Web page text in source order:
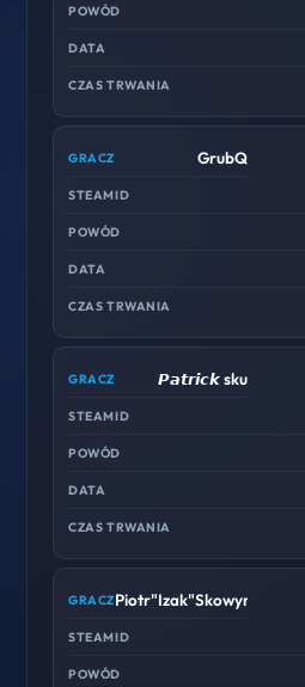
GrubQ
𝙋𝙖𝙩𝙧𝙞𝙘𝙠 sku
Piotr"Izak"Skowyrski